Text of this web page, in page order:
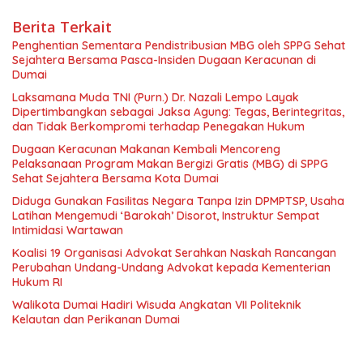
Berita Terkait
Penghentian Sementara Pendistribusian MBG oleh SPPG Sehat
Sejahtera Bersama Pasca-Insiden Dugaan Keracunan di
Dumai
Laksamana Muda TNI (Purn.) Dr. Nazali Lempo Layak
Dipertimbangkan sebagai Jaksa Agung: Tegas, Berintegritas,
dan Tidak Berkompromi terhadap Penegakan Hukum
Dugaan Keracunan Makanan Kembali Mencoreng
Pelaksanaan Program Makan Bergizi Gratis (MBG) di SPPG
Sehat Sejahtera Bersama Kota Dumai
Diduga Gunakan Fasilitas Negara Tanpa Izin DPMPTSP, Usaha
Latihan Mengemudi ‘Barokah’ Disorot, Instruktur Sempat
Intimidasi Wartawan
Koalisi 19 Organisasi Advokat Serahkan Naskah Rancangan
Perubahan Undang-Undang Advokat kepada Kementerian
Hukum RI
Walikota Dumai Hadiri Wisuda Angkatan VII Politeknik
Kelautan dan Perikanan Dumai